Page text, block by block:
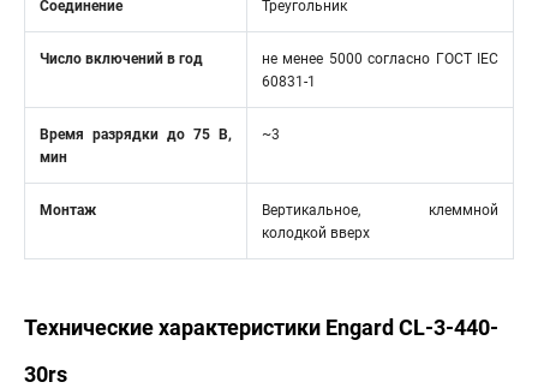
Соединение Треугольник
Число включений в год
не менее 5000 согласно ГОСТ IEC
60831-1
Время разрядки до 75 В,
мин
~3
Монтаж
Вертикальное, клеммной
колодкой вверх
Технические характеристики Engard CL-3-440-
30rs